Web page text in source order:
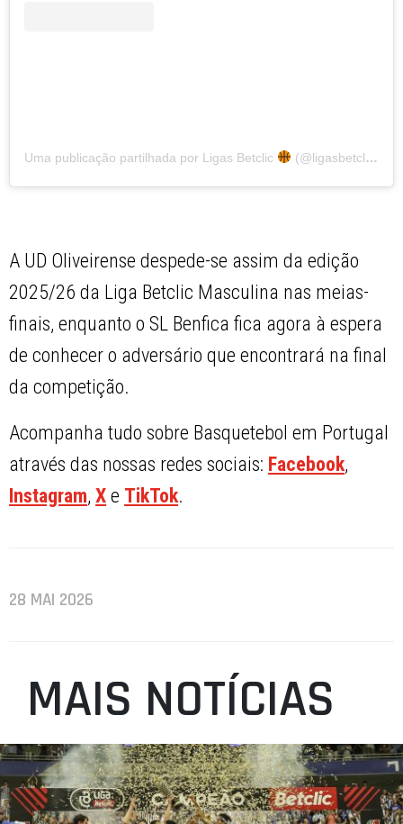
Uma publicação partilhada por Ligas Betclic (@ligasbetclic)
A UD Oliveirense despede-se assim da edição
2025/26 da Liga Betclic Masculina nas meias-
finais, enquanto o SL Benfica fica agora à espera
de conhecer o adversário que encontrará na final
da competição.
Acompanha tudo sobre Basquetebol em Portugal
através das nossas redes sociais: Facebook,
Instagram,X e TikTok.
28 MAI 2026
MAIS NOTÍCIAS